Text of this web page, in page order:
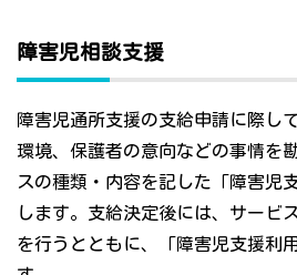
障害児相談支援
障害児通所支援の支給申請に際し
環境、保護者の意向などの事情を
スの種類・内容を記した「障害児
します。支給決定後には、サービ
を行うとともに、「障害児支援利